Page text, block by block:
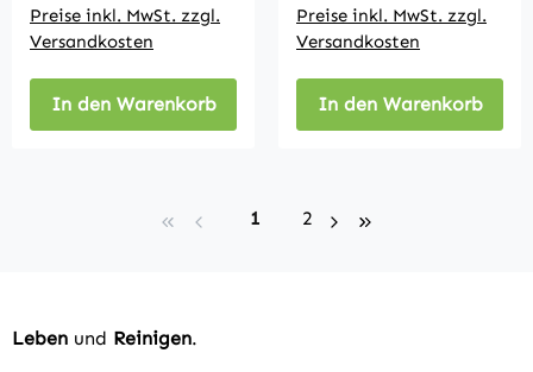
Preise inkl. MwSt. zzgl.
Versandkosten
In den Warenkorb
Preise inkl. MwSt. zzgl.
Versandkosten
In den Warenkorb
Seite
1 Seite
2
Leben und Reinigen.